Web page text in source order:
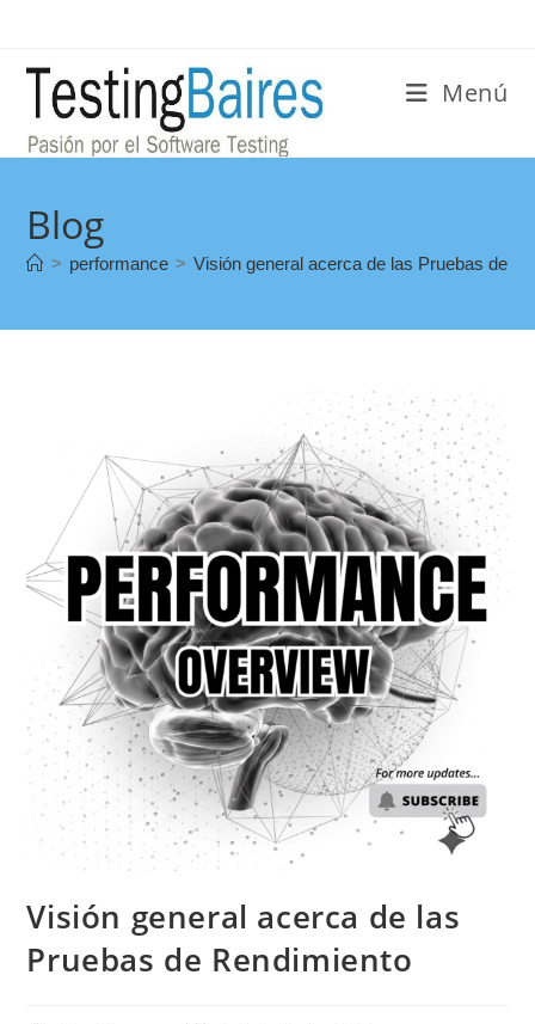
Menú
Blog
> performance > Visión general acerca de las Pruebas de
Visión general acerca de las
Pruebas de Rendimiento